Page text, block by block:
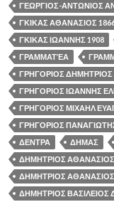
ΓΕΩΡΓΙΟΣ-ΑΝΤΩΝΙΟΣ
ΓΚΙΚΑΣ ΑΘΑΝΑΣΙΟΣ
ΓΚΙΚΑΣ ΙΩΑΝΝΗΣ 1908
ΓΡΑΜΜΑΤΈΑ
ΓΡΗΓΟΡΙΟΣ ΔΗΜΗΤΡΙΟΣ
ΓΡΗΓΟΡΙΟΣ ΙΩΑΝΝΗΣ
ΓΡΗΓΟΡΙΟΣ ΜΙΧΑΗΛ
ΓΡΗΓΟΡΙΟΣ
ΔΕΝΤΡΑ
ΔΗΜΑΣ
ΔΗΜΗΤΡΙΟΣ ΑΘΑΝΑΣΙΟΣ
ΔΗΜΗΤΡΙΟΣ
ΔΗΜΗΤΡΙΟΣ ΒΑΣΙΛΕΙΟΣ